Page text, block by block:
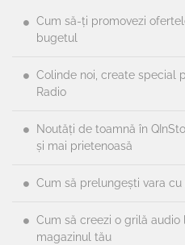
Cum să-ți promovezi
bugetul
Colinde noi, create special
Radio
Noutăți de toamnă în
și mai prietenoasă
Cum să prelungești vara
Cum să creezi o grilă
magazinul tău